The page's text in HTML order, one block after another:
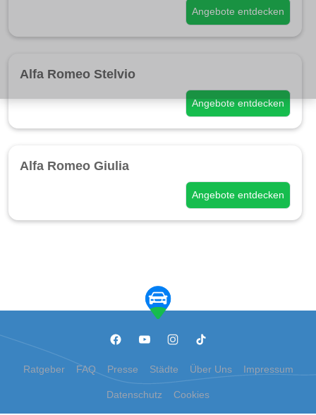
Angebote entdecken
Alfa Romeo Stelvio
Angebote entdecken
Alfa Romeo Giulia
Angebote entdecken
Ratgeber FAQ Presse Städte Über Uns Impressum
Datenschutz Cookies